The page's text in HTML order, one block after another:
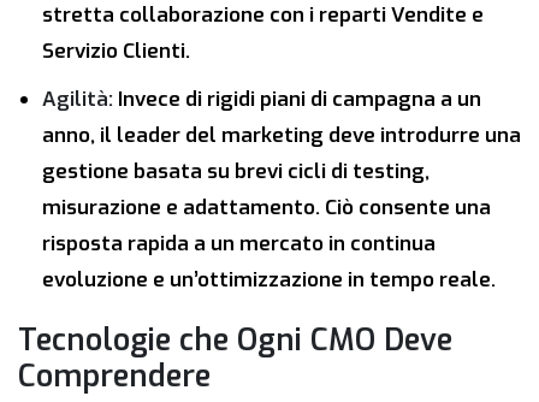
stretta collaborazione con i reparti Vendite e
Servizio Clienti.
Agilità: Invece di rigidi piani di campagna a un
anno, il leader del marketing deve introdurre una
gestione basata su brevi cicli di testing,
misurazione e adattamento. Ciò consente una
risposta rapida a un mercato in continua
evoluzione e un’ottimizzazione in tempo reale.
Tecnologie che Ogni CMO Deve
Comprendere